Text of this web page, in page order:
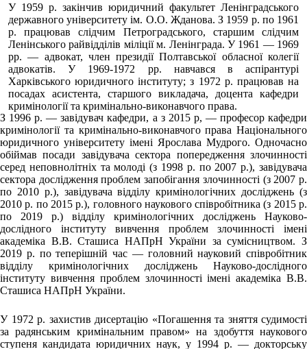
У 1959 р. закінчив юридичний факультет Ленінградського
державного університету ім. О.О. Жданова. З 1959 р. по 1961
р. працював слідчим Петроградського, старшим слідчим
Ленінського райвідділів міліції м. Ленінграда. У 1961 — 1969
рр. — адвокат, член президії Полтавської обласної колегії
адвокатів. У 1969-1972 рр. навчався в аспірантурі
Харківського юридичного інституту; з 1972 р. працював на
посадах асистента, старшого викладача, доцента кафедри
кримінології та кримінально-виконавчого права.
З 1996 р. — завідувач кафедри, а з 2015 р, — професор кафедри
кримінології та кримінально-виконавчого права Національного
юридичного університету імені Ярослава Мудрого. Одночасно
обіймав посади завідувача сектора попередження злочинності
серед неповнолітніх та молоді (з 1998 р. по 2007 р.), завідувача
сектора дослідження проблем запобігання злочинності (з 2007 р.
по 2010 р.), завідувача відділу кримінологічних досліджень (з
2010 р. по 2015 р.), головного наукового співробітника (з 2015 р.
по 2019 р.) відділу кримінологічних досліджень Науково-
дослідного інституту вивчення проблем злочинності імені
академіка В.В. Сташиса НАПрН України за сумісництвом. З
2019 р. по теперішній час — головний науковий співробітник
відділу кримінологічних досліджень Науково-дослідного
інституту вивчення проблем злочинності імені академіка В.В.
Сташиса НАПрН України.
У 1972 р. захистив дисертацію «Погашення та зняття судимості
за радянським кримінальним правом» на здобуття наукового
ступеня кандидата юридичних наук, у 1994 р. — докторську